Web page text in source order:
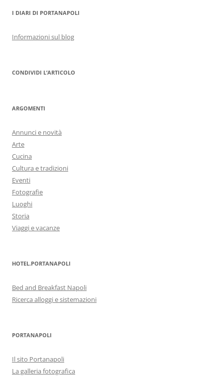
I DIARI DI PORTANAPOLI
Informazioni sul blog
CONDIVIDI L’ARTICOLO
ARGOMENTI
Annunci e novità
Arte
Cucina
Cultura e tradizioni
Eventi
Fotografie
Luoghi
Storia
Viaggi e vacanze
HOTEL.PORTANAPOLI
Bed and Breakfast Napoli
Ricerca alloggi e sistemazioni
PORTANAPOLI
Il sito Portanapoli
La galleria fotografica